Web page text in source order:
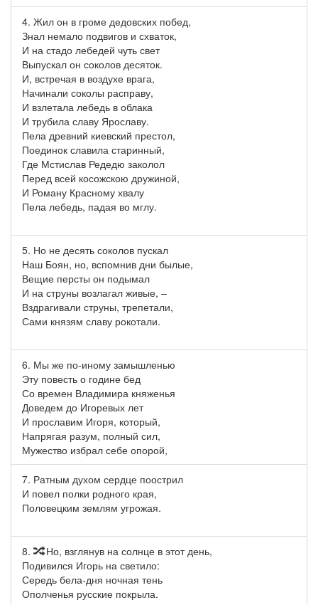
4. Жил он в громе дедовских побед,
Знал немало подвигов и схваток,
И на стадо лебедей чуть свет
Выпускал он соколов десяток.
И, встречая в воздухе врага,
Начинали соколы расправу,
И взлетала лебедь в облака
И трубила славу Ярославу.
Пела древний киевский престол,
Поединок славила старинный,
Где Мстислав Редедю заколол
Перед всей косожскою дружиной,
И Роману Красному хвалу
Пела лебедь, падая во мглу.
5. Но не десять соколов пускал
Наш Боян, но, вспомнив дни былые,
Вещие персты он подымал
И на струны возлагал живые, –
Вздрагивали струны, трепетали,
Сами князям славу рокотали.
6. Мы же по-иному замышленью
Эту повесть о године бед
Со времен Владимира княженья
Доведем до Игоревых лет
И прославим Игоря, который,
Напрягая разум, полный сил,
Мужество избрал себе опорой,
7. Ратным духом сердце поострил
И повел полки родного края,
Половецким землям угрожая.
8. Но, взглянув на солнце в этот день,
Подивился Игорь на светило:
Середь бела-дня ночная тень
Ополченья русские покрыла.